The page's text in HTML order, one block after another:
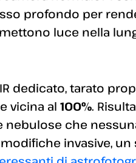
profondo per
luce nella
IR dedicato, tarato
vicina al 100%.
nebulose che
invasive,